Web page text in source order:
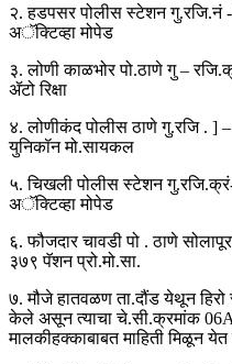
२. हडपसर पोलीस स्टेशन
अॅक्टिव्हा मोपेड
३. लोणी काळभोर पो.ठाणे गु –
ॲटो रिक्षा
४. लोणीकंद पोलीस ठाणे गु.रजि .
युनिकॉन मो.सायकल
५. चिखली पोलीस स्टेशन
अॅक्टिव्हा मोपेड
६. फौजदार चावडी पो . ठाणे
३७९ पॅशन प्रो.मो.सा.
७. मौजे हातवळण ता.दौंड येथून
केले असून त्याचा चे.सी.क्रमांक
मालकीहक्काबाबत माहिती मिळून येत